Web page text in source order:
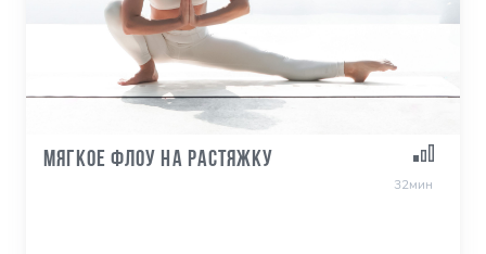
Мягкое флоу на растяжку
32мин